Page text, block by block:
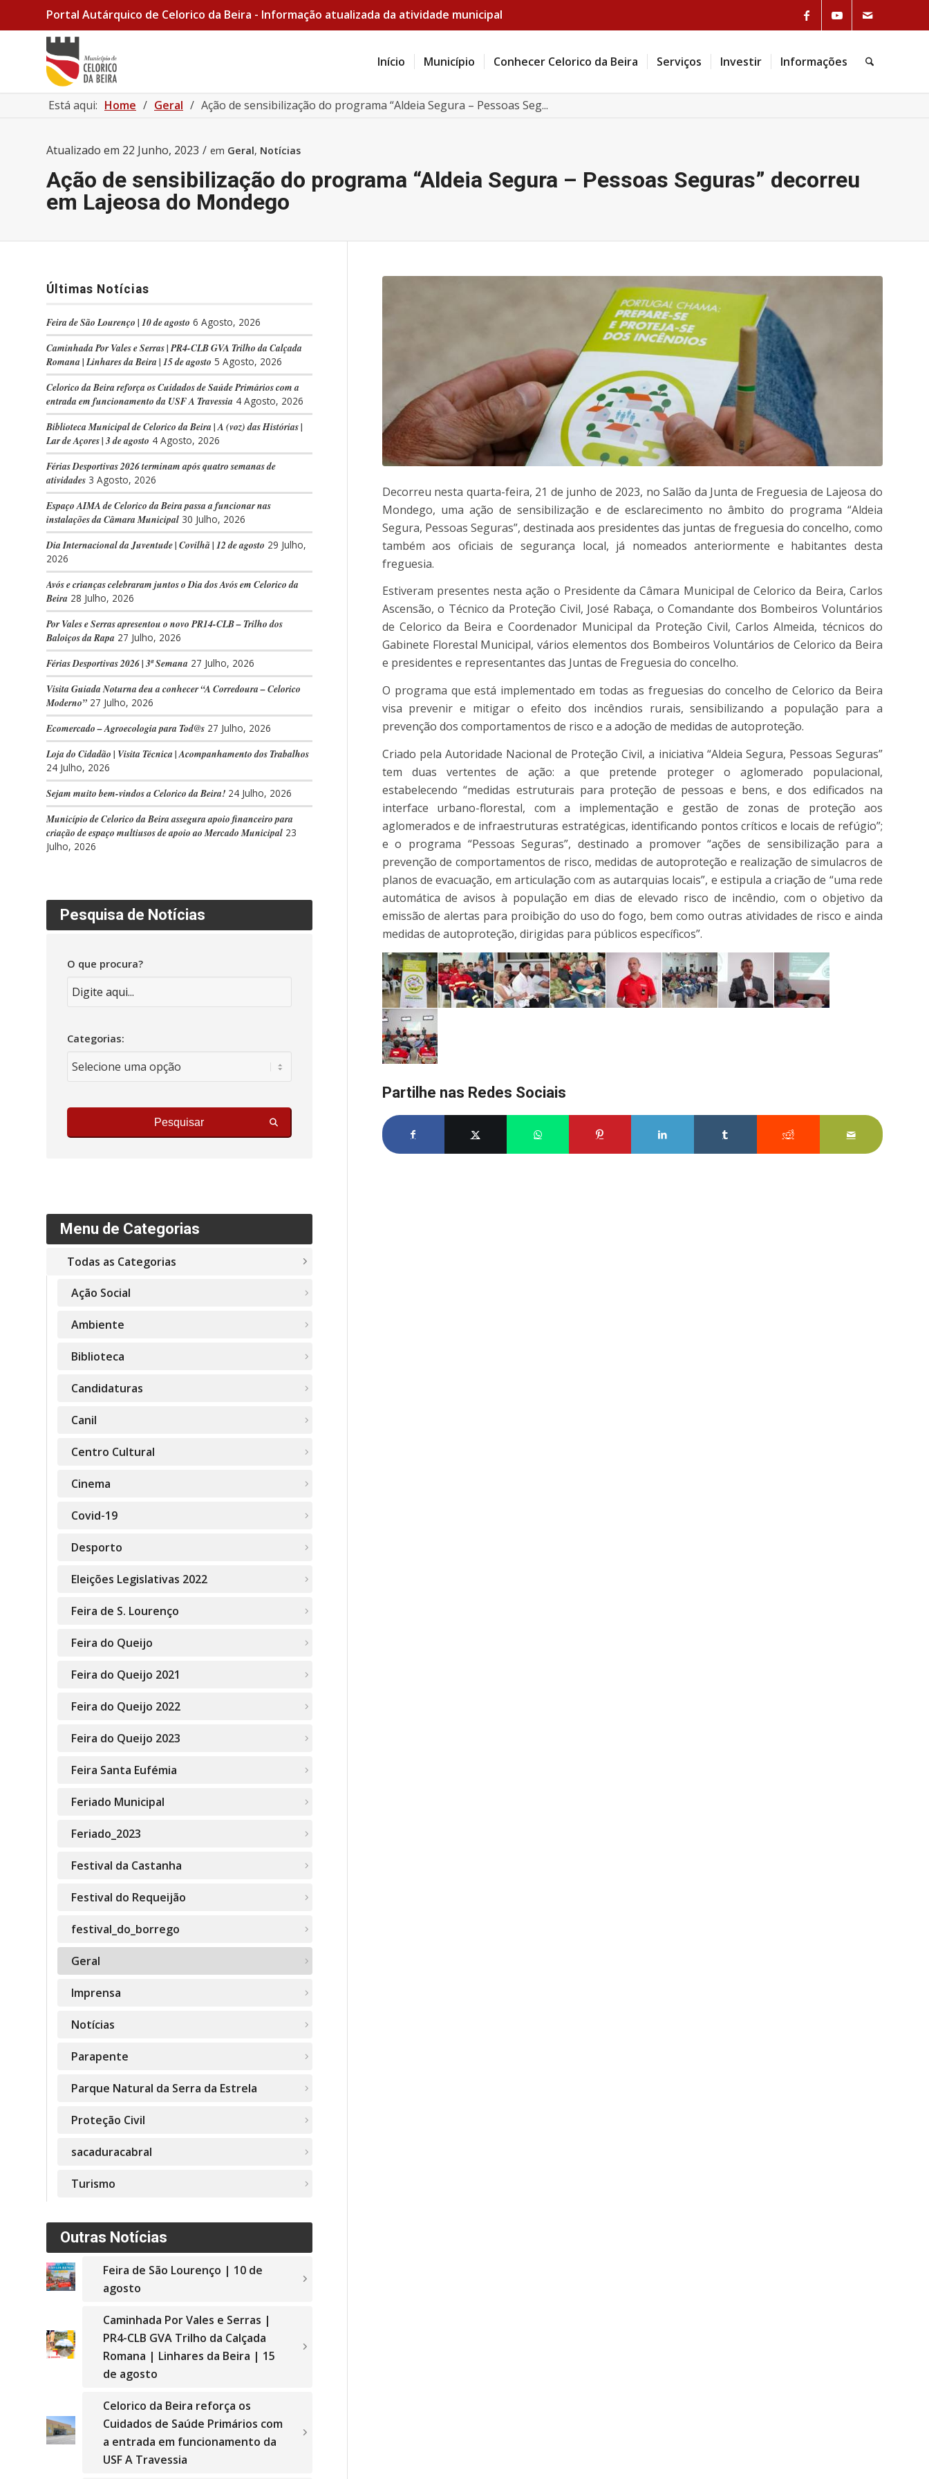
Portal Autárquico de Celorico da Beira - Informação atualizada da atividade municipal
Início Município Conhecer Celorico da Beira Serviços Investir Informações
Está aqui: Home / Geral / Ação de sensibilização do programa “Aldeia Segura – Pessoas Seg...
Atualizado em 22 Junho, 2023 / em Geral, Notícias
Ação de sensibilização do programa “Aldeia Segura – Pessoas Seguras” decorreu
em Lajeosa do Mondego
Decorreu nesta quarta-feira, 21 de junho de 2023, no Salão da Junta de Freguesia de Lajeosa do
Mondego, uma ação de sensibilização e de esclarecimento no âmbito do programa “Aldeia
Segura, Pessoas Seguras”, destinada aos presidentes das juntas de freguesia do concelho, como
também aos oficiais de segurança local, já nomeados anteriormente e habitantes desta
freguesia.
Estiveram presentes nesta ação o Presidente da Câmara Municipal de Celorico da Beira, Carlos
Ascensão, o Técnico da Proteção Civil, José Rabaça, o Comandante dos Bombeiros Voluntários
de Celorico da Beira e Coordenador Municipal da Proteção Civil, Carlos Almeida, técnicos do
Gabinete Florestal Municipal, vários elementos dos Bombeiros Voluntários de Celorico da Beira
e presidentes e representantes das Juntas de Freguesia do concelho.
O programa que está implementado em todas as freguesias do concelho de Celorico da Beira
visa prevenir e mitigar o efeito dos incêndios rurais, sensibilizando a população para a
prevenção dos comportamentos de risco e a adoção de medidas de autoproteção.
Criado pela Autoridade Nacional de Proteção Civil, a iniciativa “Aldeia Segura, Pessoas Seguras”
tem duas vertentes de ação: a que pretende proteger o aglomerado populacional,
estabelecendo “medidas estruturais para proteção de pessoas e bens, e dos edificados na
interface urbano-florestal, com a implementação e gestão de zonas de proteção aos
aglomerados e de infraestruturas estratégicas, identificando pontos críticos e locais de refúgio”;
e o programa “Pessoas Seguras”, destinado a promover “ações de sensibilização para a
prevenção de comportamentos de risco, medidas de autoproteção e realização de simulacros de
planos de evacuação, em articulação com as autarquias locais”, e estipula a criação de “uma rede
automática de avisos à população em dias de elevado risco de incêndio, com o objetivo da
emissão de alertas para proibição do uso do fogo, bem como outras atividades de risco e ainda
medidas de autoproteção, dirigidas para públicos específicos”.
Partilhe nas Redes Sociais
Últimas Notícias
Feira de São Lourenço | 10 de agosto 6 Agosto, 2026
Caminhada Por Vales e Serras | PR4-CLB GVA Trilho da Calçada
Romana | Linhares da Beira | 15 de agosto 5 Agosto, 2026
Celorico da Beira reforça os Cuidados de Saúde Primários com a
entrada em funcionamento da USF A Travessia 4 Agosto, 2026
Biblioteca Municipal de Celorico da Beira | A (voz) das Histórias |
Lar de Açores | 3 de agosto 4 Agosto, 2026
Férias Desportivas 2026 terminam após quatro semanas de
atividades 3 Agosto, 2026
Espaço AIMA de Celorico da Beira passa a funcionar nas
instalações da Câmara Municipal 30 Julho, 2026
Dia Internacional da Juventude | Covilhã | 12 de agosto 29 Julho,
2026
Avós e crianças celebraram juntos o Dia dos Avós em Celorico da
Beira 28 Julho, 2026
Por Vales e Serras apresentou o novo PR14-CLB – Trilho dos
Baloiços da Rapa 27 Julho, 2026
Férias Desportivas 2026 | 3ª Semana 27 Julho, 2026
Visita Guiada Noturna deu a conhecer “A Corredoura – Celorico
Moderno” 27 Julho, 2026
Ecomercado – Agroecologia para Tod@s 27 Julho, 2026
Loja do Cidadão | Visita Técnica | Acompanhamento dos Trabalhos
24 Julho, 2026
Sejam muito bem-vindos a Celorico da Beira! 24 Julho, 2026
Município de Celorico da Beira assegura apoio financeiro para
criação de espaço multiusos de apoio ao Mercado Municipal 23
Julho, 2026
Pesquisa de Notícias
O que procura?
Categorias:
Pesquisar
Menu de Categorias
Todas as Categorias
Ação Social
Ambiente
Biblioteca
Candidaturas
Canil
Centro Cultural
Cinema
Covid-19
Desporto
Eleições Legislativas 2022
Feira de S. Lourenço
Feira do Queijo
Feira do Queijo 2021
Feira do Queijo 2022
Feira do Queijo 2023
Feira Santa Eufémia
Feriado Municipal
Feriado_2023
Festival da Castanha
Festival do Requeijão
festival_do_borrego
Geral
Imprensa
Notícias
Parapente
Parque Natural da Serra da Estrela
Proteção Civil
sacaduracabral
Turismo
Outras Notícias
Feira de São Lourenço | 10 de
agosto
Caminhada Por Vales e Serras |
PR4-CLB GVA Trilho da Calçada
Romana | Linhares da Beira | 15
de agosto
Celorico da Beira reforça os
Cuidados de Saúde Primários com
a entrada em funcionamento da
USF A Travessia